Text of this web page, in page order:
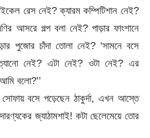
রেস নেই? ক্যারম কম্পিটিশান নেই?
আসরে গল্প বলা নেই? পাড়ার ফাংশানে
পুজোর চাঁদা তোলা নেই? ‘সামনে বসে
নেই? এটা নেই? ওটা নেই? এর
বলো?’’
বসে পড়েছেন ঠাকুর্দা, এখন আস্তে
জ্যাঠামশাই! কটা ছেলেমেয়ে তোর